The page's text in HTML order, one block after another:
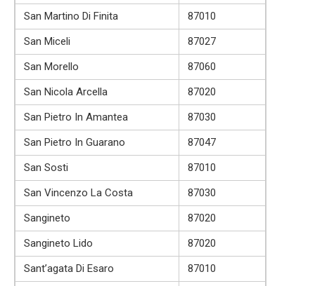
San Martino Di Finita
87010
San Miceli
87027
San Morello
87060
San Nicola Arcella
87020
San Pietro In Amantea
87030
San Pietro In Guarano
87047
San Sosti
87010
San Vincenzo La Costa
87030
Sangineto
87020
Sangineto Lido
87020
Sant’agata Di Esaro
87010